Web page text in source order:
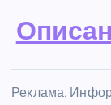
Реклама.